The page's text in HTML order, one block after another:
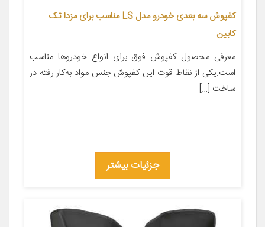
کفپوش سه بعدی خودرو مدل LS مناسب برای مزدا تک
کابین
معرفی محصول کفپوش فوق برای انواع خودروها مناسب
است.یکی از نقاط قوت این کفپوش جنس مواد به‌کار رفته در
ساخت […]
جزئیات بیشتر